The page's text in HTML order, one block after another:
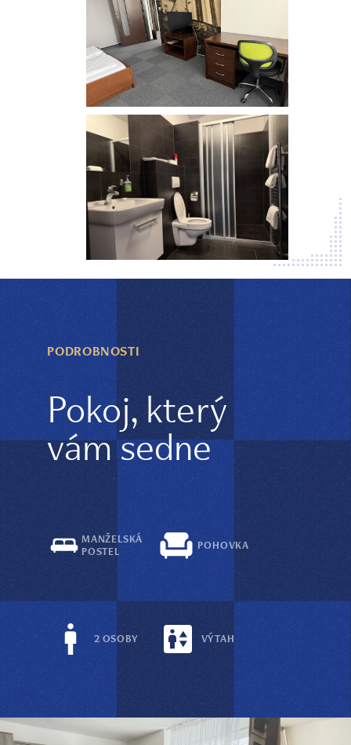
PODROBNOSTI
Pokoj, který
vám sedne
MANŽELSKÁ
POSTEL
POHOVKA
2 OSOBY VÝTAH